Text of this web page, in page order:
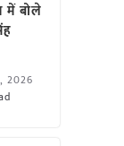
में बोले
2026